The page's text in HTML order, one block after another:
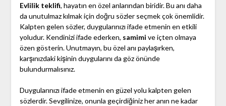
Evlilik teklifi, hayatın en özel anlarından biridir. Bu anı daha
da unutulmaz kılmak için doğru sözler seçmek çok önemlidir.
Kalpten gelen sözler, duygularınızı ifade etmenin en etkili
yoludur. Kendinizi ifade ederken, samimi ve içten olmaya
özen gösterin. Unutmayın, bu özel anı paylaşırken,
karşınızdaki kişinin duygularını da göz önünde
bulundurmalısınız.
Duygularınızı ifade etmenin en güzel yolu kalpten gelen
sözlerdir. Sevgilinize, onunla geçirdiğiniz her anın ne kadar